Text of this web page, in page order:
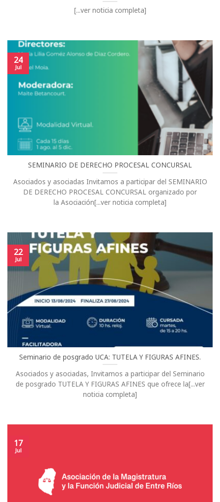
[...ver noticia completa]
SEMINARIO DE DERECHO PROCESAL CONCURSAL
Asociados y asociadas Invitamos a participar del SEMINARIO
DE DERECHO PROCESAL CONCURSAL organizado por
la Asociación[...ver noticia completa]
24
Jul
Seminario de posgrado UCA: TUTELA Y FIGURAS AFINES.
Asociados y asociadas, Invitamos a participar del Seminario
de posgrado TUTELA Y FIGURAS AFINES que ofrece la[...ver
noticia completa]
22
Jul
17
Jul